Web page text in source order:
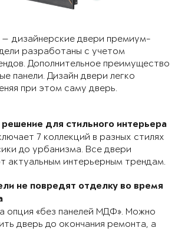
дизайнерские двери премиум-
разработаны с учетом
Дополнительное преимущество
панели. Дизайн двери легко
при этом саму дверь.
для стильного интерьера
7 коллекций в разных стилях
до урбанизма. Все двери
актуальным интерьерным трендам.
не повредят отделку во время
опция «без панелей МДФ». Можно
дверь до окончания ремонта, а